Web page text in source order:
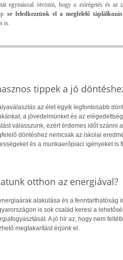
egymással ötvözni, hogy a zsírégetés és az
se feledkezzünk el a megfelelő
is.
tippek a jó
az élet egyik legfontosabb
a jövedelmünket és az
válasszunk, ezért érdemes időt szánni
döntéshez nemcsak az iskolai
és a munkaerőpiaci igényeket is
otthon az energiával?
alakulása és a fenntarthatóság
is sok család keresi a
A jó hír az, hogy nem
megtakarítást érjünk el.